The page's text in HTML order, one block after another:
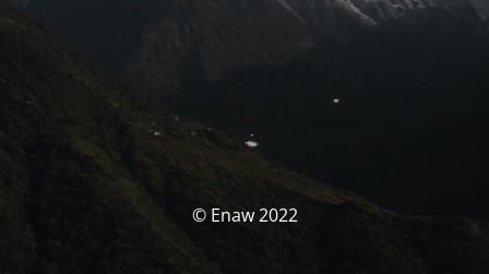
© Enaw 2022